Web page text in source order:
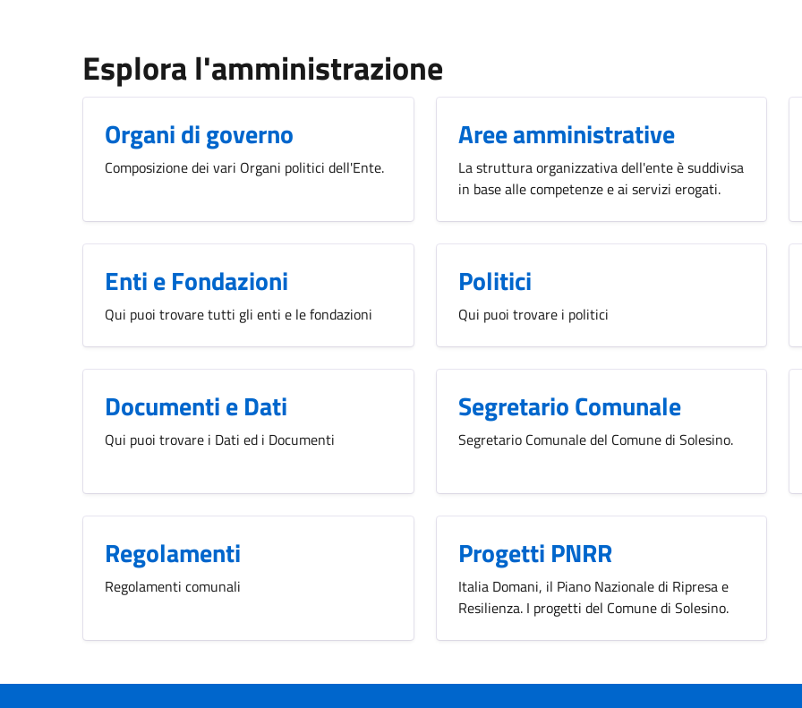
Esplora l'amministrazione
Organi di governo
Composizione dei vari Organi politici dell'Ente.
Aree amministrative
La struttura organizzativa dell'ente è suddivisa
in base alle competenze e ai servizi erogati.
Enti e Fondazioni
Qui puoi trovare tutti gli enti e le fondazioni
Politici
Qui puoi trovare i politici
Documenti e Dati
Qui puoi trovare i Dati ed i Documenti
Segretario Comunale
Segretario Comunale del Comune di Solesino.
Regolamenti
Regolamenti comunali
Progetti PNRR
Italia Domani, il Piano Nazionale di Ripresa e
Resilienza. I progetti del Comune di Solesino.